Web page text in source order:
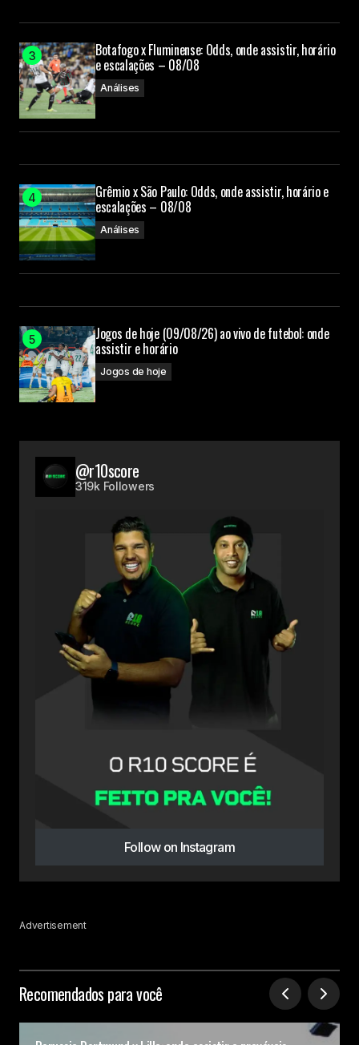
Botafogo x Fluminense: Odds, onde assistir, horário
e escalações – 08/08
Análises
Grêmio x São Paulo: Odds, onde assistir, horário e
escalações – 08/08
Análises
Jogos de hoje (09/08/26) ao vivo de futebol: onde
assistir e horário
Jogos de hoje
@r10score
319k Followers
Follow on Instagram
Advertisement
Recomendados para você